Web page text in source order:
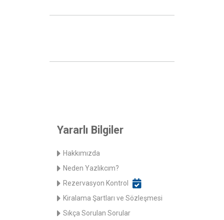
Yararlı Bilgiler
Hakkımızda
Neden Yazlıkcım?
Rezervasyon Kontrol
Kiralama Şartları ve Sözleşmesi
Sıkça Sorulan Sorular